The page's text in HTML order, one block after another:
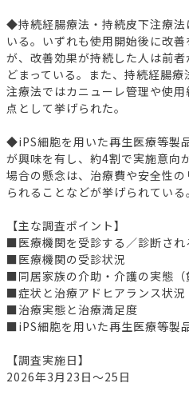
◆持続経腸療法・持続皮下注療法
いる。いずれも使用開始後に改
が、改善効果が持続した人は前
どまっている。また、持続経腸
注療法ではカニューレ管理や使
点として挙げられた。
◆iPS細胞を用いた再生医療等製
が興味を有し、約4割で実施意向
場合の懸念は、治療費や安全性
られることなどが挙げられている。
【主な調査ポイント】
■医療機関を受診する／診断され
■医療機関の受診状況
■同居家族の介助・介護の実態（
■症状と治療アドヒアランス状況
■治療実態と治療満足度
■iPS細胞を用いた再生医療等製
【調査実施日】
2026年3月23日～25日